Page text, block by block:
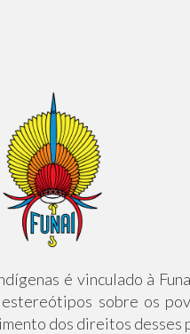
é vinculado à
sobre os
dos direitos desses